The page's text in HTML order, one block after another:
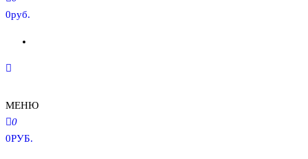
0руб.
МЕНЮ
0
0РУБ.